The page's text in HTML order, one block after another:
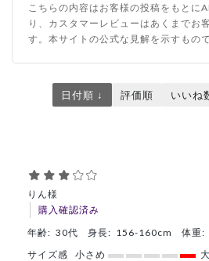
こちらの内容はお客様の投稿をもとに
り、カスタマーレビューはあくまでお
す。本サイトの公式な見解を示すもの
日付順 ↓ 評価順 いいね
りん様
購入確認済み
年齢: 30代 身長: 156-160cm 体重:
サイズ感
小さめ